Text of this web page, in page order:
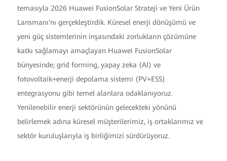
temasıyla 2026 Huawei FusionSolar Strateji ve Yeni Ürün
Lansmanı'nı gerçekleştirdik. Küresel enerji dönüşümü ve
yeni güç sistemlerinin inşasındaki zorlukların çözümüne
katkı sağlamayı amaçlayan Huawei FusionSolar
bünyesinde; grid forming, yapay zeka (AI) ve
fotovoltaik+enerji depolama sistemi (PV+ESS)
entegrasyonu gibi temel alanlara odaklanıyoruz.
Yenilenebilir enerji sektörünün gelecekteki yönünü
belirlemek adına küresel müşterilerimiz, iş ortaklarımız ve
sektör kuruluşlarıyla iş birliğimizi sürdürüyoruz.